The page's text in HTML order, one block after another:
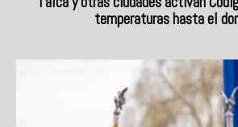
temperaturas hasta el